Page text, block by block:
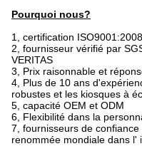
Pourquoi nous?
1, certification ISO9001:2008
2, fournisseur vérifié par
VERITAS
3, Prix raisonnable et
4, Plus de 10 ans
robustes et les kiosques à
5, capacité OEM et ODM
6, Flexibilité dans la
7, fournisseurs de
renommée mondiale dans l'